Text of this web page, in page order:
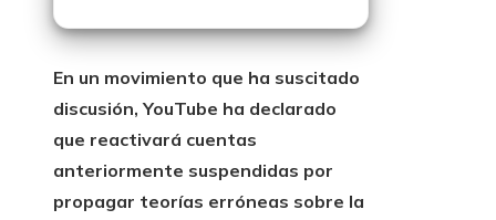
En un movimiento que ha suscitado
discusión, YouTube ha declarado
que reactivará cuentas
anteriormente suspendidas por
propagar teorías erróneas sobre la